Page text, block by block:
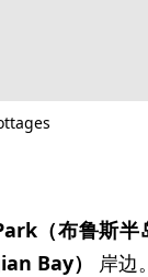
（布鲁斯半
Bay） 岸边